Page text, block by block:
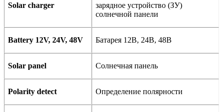
Solar charger
зарядное устройство (ЗУ)
солнечной панели
Battery 12V, 24V, 48V Батарея 12В, 24В, 48В
Solar panel Солнечная панель
Polarity detect Определение полярности